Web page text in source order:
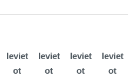
Ieviet
ot
Ieviet
ot
Ieviet
ot
Ieviet
ot